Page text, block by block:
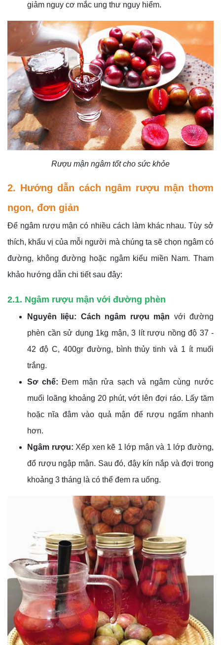
giảm nguy cơ mắc ung thư nguy hiểm.
Rượu mận ngâm tốt cho sức khỏe
2. Hướng dẫn cách ngâm rượu mận thơm
ngon, đơn giản
Để ngâm rượu mận có nhiều cách làm khác nhau. Tùy sở
thích, khẩu vị của mỗi người mà chúng ta sẽ chọn ngâm có
đường, không đường hoặc ngâm kiểu miền Nam. Tham
khảo hướng dẫn chi tiết sau đây:
2.1. Ngâm rượu mận với đường phèn
Nguyên liệu: Cách ngâm rượu mận với đường
phèn cần sử dụng 1kg mận, 3 lít rượu nồng độ 37 -
42 độ C, 400gr đường, bình thủy tinh và 1 ít muối
trắng.
Sơ chế: Đem mận rửa sạch và ngâm cùng nước
muối loãng khoảng 20 phút, vớt lên đợi ráo. Lấy tăm
hoặc nĩa đâm vào quả mận để rượu ngấm nhanh
hơn.
Ngâm rượu: Xếp xen kẽ 1 lớp mận và 1 lớp đường,
đổ rượu ngập mận. Sau đó, đậy kín nắp và đợi trong
khoảng 3 tháng là có thể đem ra uống.